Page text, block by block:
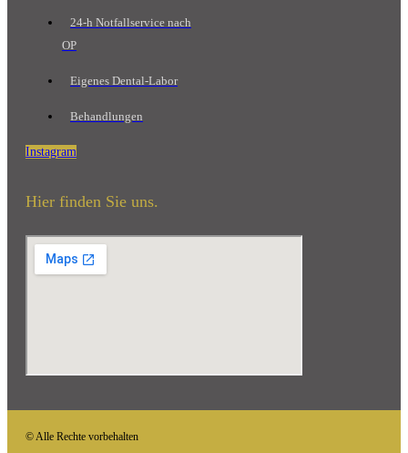
24-h Notfallservice nach
OP
Eigenes Dental-Labor
Behandlungen
Instagram
Hier finden Sie uns.
© Alle Rechte vorbehalten